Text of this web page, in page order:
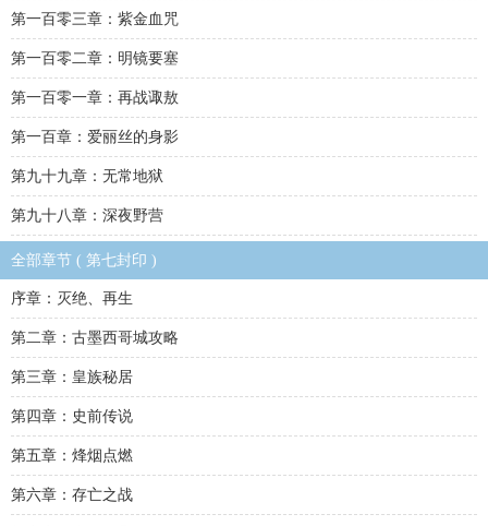
第一百零三章：紫金血咒
第一百零二章：明镜要塞
第一百零一章：再战诹敖
第一百章：爱丽丝的身影
第九十九章：无常地狱
第九十八章：深夜野营
全部章节 ( 第七封印 )
序章：灭绝、再生
第二章：古墨西哥城攻略
第三章：皇族秘居
第四章：史前传说
第五章：烽烟点燃
第六章：存亡之战